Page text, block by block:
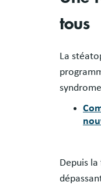
tous
La
Depuis